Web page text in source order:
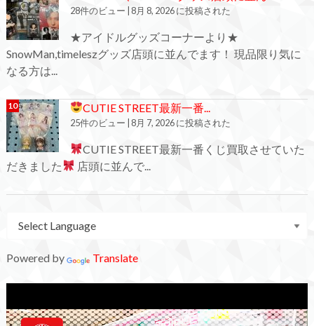
28件のビュー 8月 8, 2026 に投稿された
★アイドルグッズコーナーより★
SnowMan,timeleszグッズ店頭に並んでます！ 現品限り気に
なる方は...
CUTIE STREET最新一番...
25件のビュー 8月 7, 2026 に投稿された
CUTIE STREET最新一番くじ買取させていた
だきました
店頭に並んで...
Powered by Translate